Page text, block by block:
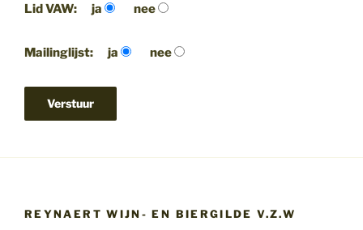
Lid VAW: ja nee
Mailinglijst: ja nee
REYNAERT WIJN- EN BIERGILDE V.Z.W